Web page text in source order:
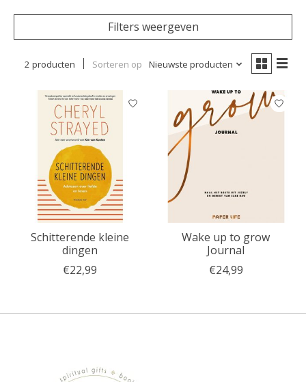
Filters weergeven
2 producten Sorteren op Nieuwste producten
Schitterende kleine
dingen
€22,99
Wake up to grow
Journal
€24,99